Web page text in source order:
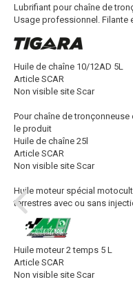
Lubrifiant pour chaîne de
Usage professionnel. Filante
Huile de chaîne 10/12AD 5L
Article SCAR
Non visible site Scar
Pour chaîne de tronçonneuse
le produit
Huile de chaîne 25l
Article SCAR
Non visible site Scar
Huile moteur spécial
terrestres avec ou sans
Huile moteur 2 temps 5 L
Article SCAR
Non visible site Scar